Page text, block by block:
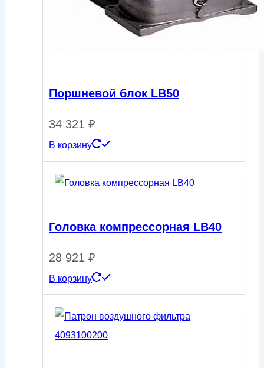
Поршневой блок LB50
34 321 ₽
В корзину
Головка компрессорная LB40
28 921 ₽
В корзину